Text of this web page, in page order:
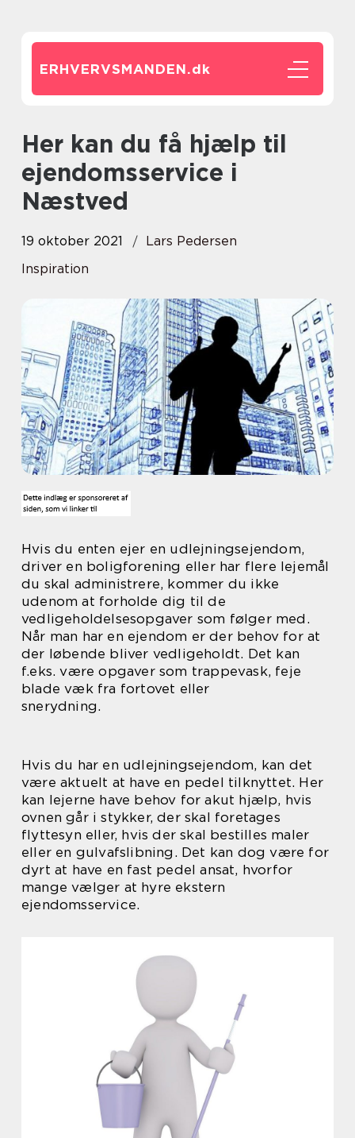
ERHVERVSMANDEN.dk
Her kan du få hjælp til
ejendomsservice i
Næstved
19 oktober 2021
Lars Pedersen
Inspiration
Hvis du enten ejer en udlejningsejendom,
driver en boligforening eller har flere lejemål
du skal administrere, kommer du ikke
udenom at forholde dig til de
vedligeholdelsesopgaver som følger med.
Når man har en ejendom er der behov for at
der løbende bliver vedligeholdt. Det kan
f.eks. være opgaver som trappevask, feje
blade væk fra fortovet eller
snerydning.
Hvis du har en udlejningsejendom, kan det
være aktuelt at have en pedel tilknyttet. Her
kan lejerne have behov for akut hjælp, hvis
ovnen går i stykker, der skal foretages
flyttesyn eller, hvis der skal bestilles maler
eller en gulvafslibning. Det kan dog være for
dyrt at have en fast pedel ansat, hvorfor
mange vælger at hyre ekstern
ejendomsservice.